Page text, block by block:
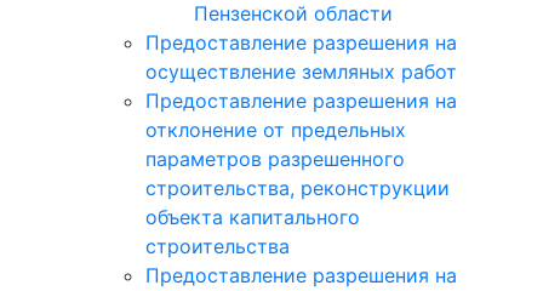
Пензенской области
Предоставление разрешения на
осуществление земляных работ
Предоставление разрешения на
отклонение от предельных
параметров разрешенного
строительства, реконструкции
объекта капитального
строительства
Предоставление разрешения на